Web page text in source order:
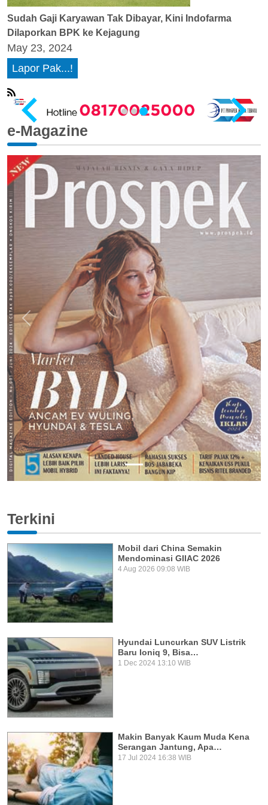
Sudah Gaji Karyawan Tak Dibayar, Kini Indofarma
Dilaporkan BPK ke Kejagung
May 23, 2024
Lapor Pak...!
…
e-Magazine
Previous Next
Terkini
Mobil dari China Semakin
Mendominasi GIIAC 2026
4 Aug 2026 09:08 WIB
Hyundai Luncurkan SUV Listrik
Baru Ioniq 9, Bisa…
1 Dec 2024 13:10 WIB
Makin Banyak Kaum Muda Kena
Serangan Jantung, Apa…
17 Jul 2024 16:38 WIB